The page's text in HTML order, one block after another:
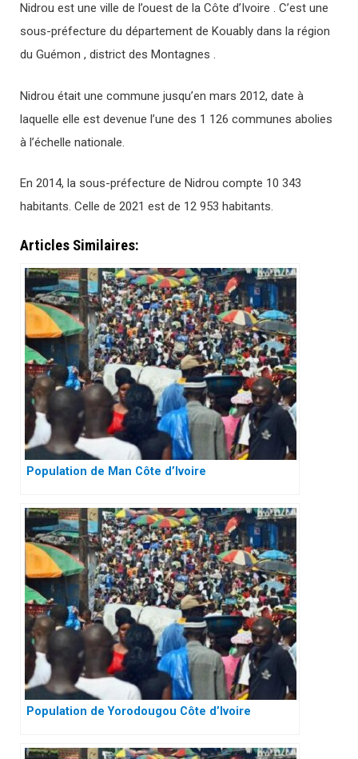
Nidrou est une ville de l’ouest de la Côte d’Ivoire . C’est une
sous-préfecture du département de Kouably dans la région
du Guémon , district des Montagnes .
Nidrou était une commune jusqu’en mars 2012, date à
laquelle elle est devenue l’une des 1 126 communes abolies
à l’échelle nationale.
En 2014, la sous-préfecture de Nidrou compte 10 343
habitants. Celle de 2021 est de 12 953 habitants.
Articles Similaires:
Population de Man Côte d’Ivoire
Population de Yorodougou Côte d’Ivoire